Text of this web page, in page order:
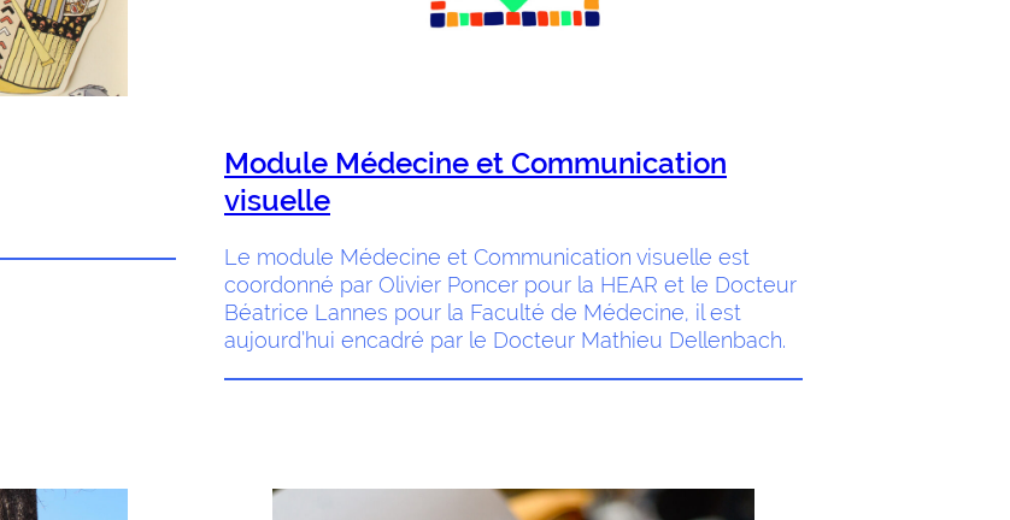
Module Médecine et Communication
visuelle
Le module Médecine et Communication visuelle est
coordonné par Olivier Poncer pour la HEAR et le Docteur
Béatrice Lannes pour la Faculté de Médecine, il est
aujourd’hui encadré par le Docteur Mathieu Dellenbach.